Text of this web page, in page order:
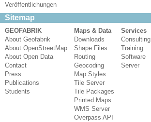
Veröffentlichungen
Sitemap
GEOFABRIK
About Geofabrik
About OpenStreetMap
About Open Data
Contact
Press
Publications
Students
Maps & Data
Downloads
Shape Files
Routing
Geocoding
Map Styles
Tile Server
Tile Packages
Printed Maps
WMS Server
Overpass API
Services
Consulting
Training
Software
Server